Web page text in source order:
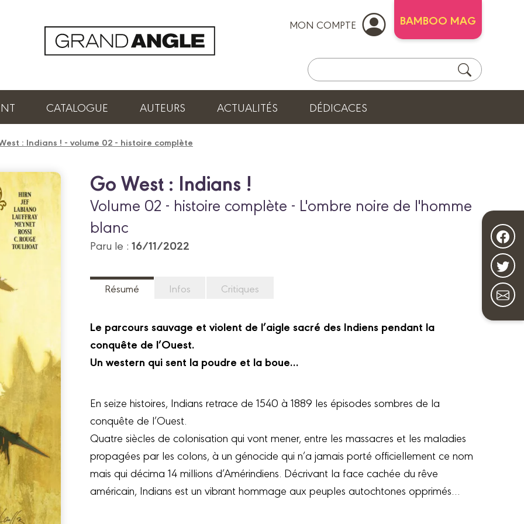
MON COMPTE BAMBOO MAG
CATALOGUE AUTEURS ACTUALITÉS DÉDICACES
: Indians ! - volume 02 - histoire complète
Go West : Indians !
Volume 02 - histoire complète - L'ombre noire de l'homme
blanc
Paru le : 16/11/2022
Résumé Infos Critiques
Le parcours sauvage et violent de l’aigle sacré des Indiens pendant la
conquête de l’Ouest.
Un western qui sent la poudre et la boue…
En seize histoires, Indians retrace de 1540 à 1889 les épisodes sombres de la
conquête de l’Ouest.
Quatre siècles de colonisation qui vont mener, entre les massacres et les maladies
propagées par les colons, à un génocide qui n’a jamais porté officiellement ce nom
mais qui décima 14 millions d’Amérindiens. Décrivant la face cachée du rêve
américain, Indians est un vibrant hommage aux peuples autochtones opprimés…